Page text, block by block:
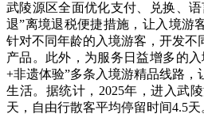
武陵源区全面优化支付、兑换、
退”离境退税便捷措施，让入境游
针对不同年龄的入境游客，开发不
产品。此外，为服务日益增多的
+非遗体验”多条入境游精品线路，
生活。据统计，2025年，进入武
天，自由行散客平均停留时间4.5天